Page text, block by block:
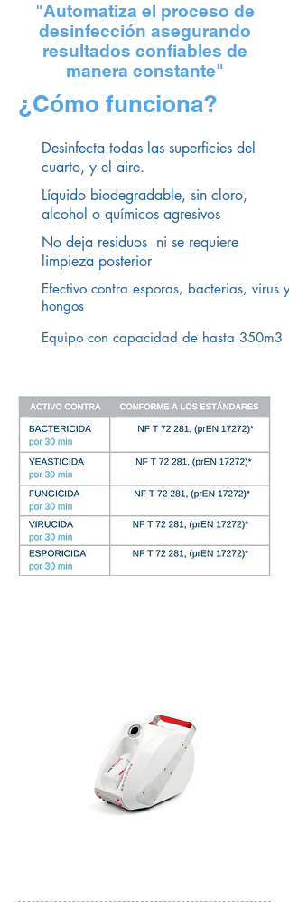
"Automatiza el proceso de
desinfección asegurando
resultados confiables de
manera constante"
¿Cómo funciona?
Desinfecta todas las superficies del
cuarto, y el aire.
Líquido biodegradable, sin cloro,
alcohol o químicos agresivos
No deja residuos ni se requiere
limpieza posterior
Efectivo contra esporas, bacterias, virus y
hongos
Equipo con capacidad de hasta 350m3